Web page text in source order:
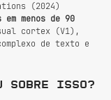
(2024)
menos de 90
cortex (V1),
de texto e
sobre isso?